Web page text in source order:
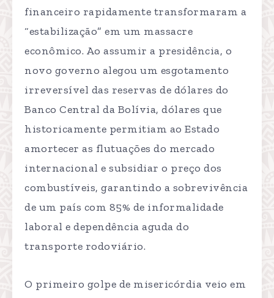
financeiro rapidamente transformaram a
“estabilização” em um massacre
econômico. Ao assumir a presidência, o
novo governo alegou um esgotamento
irreversível das reservas de dólares do
Banco Central da Bolívia, dólares que
historicamente permitiam ao Estado
amortecer as flutuações do mercado
internacional e subsidiar o preço dos
combustíveis, garantindo a sobrevivência
de um país com 85% de informalidade
laboral e dependência aguda do
transporte rodoviário.
O primeiro golpe de misericórdia veio em